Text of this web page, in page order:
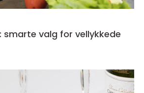
smarte valg for vellykkede